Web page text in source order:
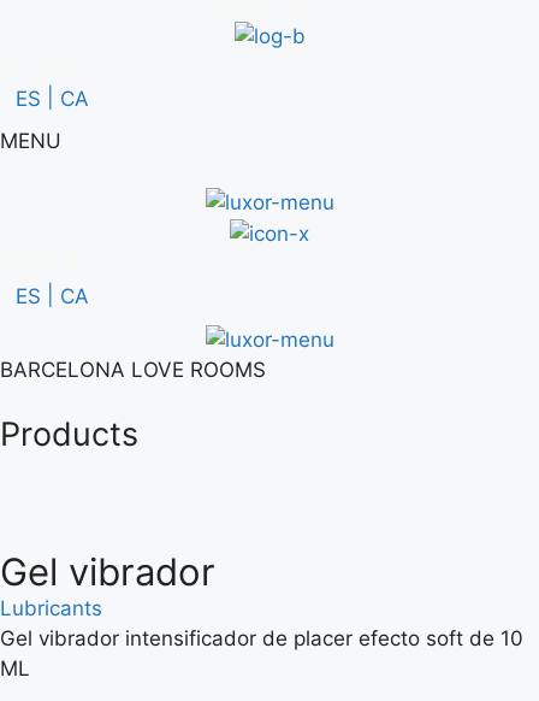
ES
CA
MENU
ES CA
BARCELONA LOVE ROOMS
Products
Gel vibrador
Lubricants
Gel vibrador intensificador de placer efecto soft de 10
ML